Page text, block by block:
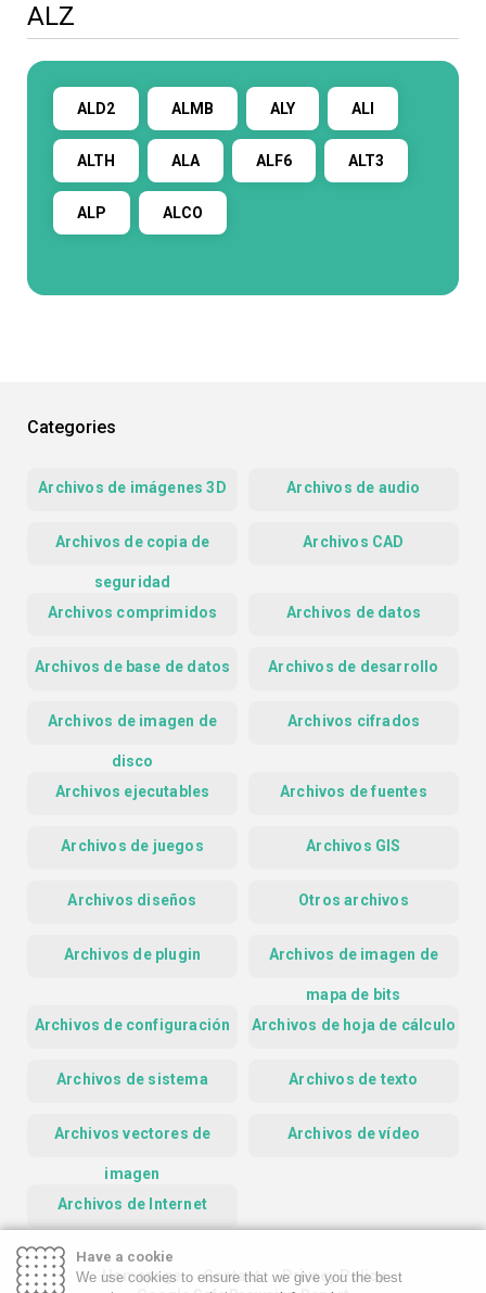
ALZ
ALD2 ALMB ALY ALI
ALTH ALA ALF6 ALT3
ALP ALCO
Categories
Archivos de imágenes 3D Archivos de audio
Archivos de copia de
seguridad
Archivos CAD
Archivos comprimidos Archivos de datos
Archivos de base de datos Archivos de desarrollo
Archivos de imagen de
disco
Archivos cifrados
Archivos ejecutables Archivos de fuentes
Archivos de juegos Archivos GIS
Archivos diseños Otros archivos
Archivos de plugin Archivos de imagen de
mapa de bits
Archivos de configuración
Archivos de hoja de cálculo
Archivos de sistema Archivos de texto
Archivos vectores de
imagen
Archivos de vídeo
Archivos de Internet
Homepage Contact
Privacy Policy
Have a cookie
We use cookies to ensure that we give you the best